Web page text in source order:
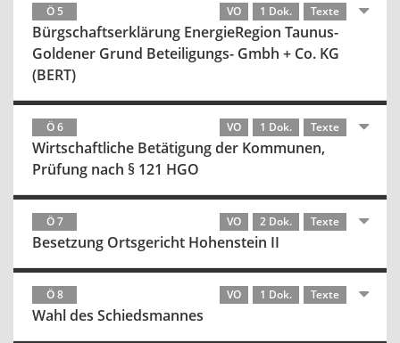
Ö 5 VO 1 Dok. Texte
Bürgschaftserklärung EnergieRegion Taunus-
Goldener Grund Beteiligungs- Gmbh + Co. KG
(BERT)
Ö 6 VO 1 Dok. Texte
Wirtschaftliche Betätigung der Kommunen,
Prüfung nach § 121 HGO
Ö 7 VO 2 Dok. Texte
Besetzung Ortsgericht Hohenstein II
Ö 8 VO 1 Dok. Texte
Wahl des Schiedsmannes